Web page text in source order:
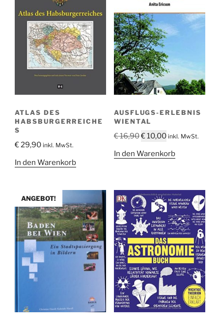
ATLAS DES
HABSBURGERREICHE
S
€29,90 inkl. MwSt.
In den Warenkorb
AUSFLUGS-ERLEBNIS
WIENTAL
€16,90Ursprünglicher
war:
€10,00Aktueller
ist:
inkl. MwSt.
In den Warenkorb
ANGEBOT!